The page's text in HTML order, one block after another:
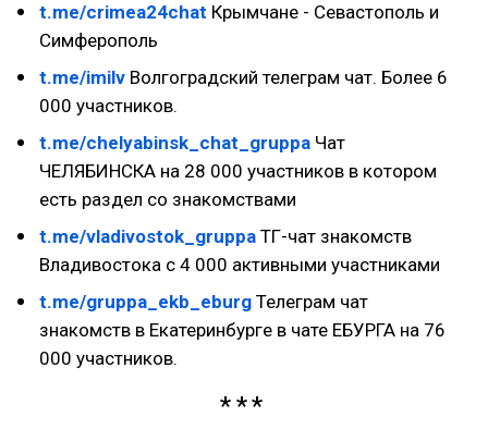
t.me/crimea24chat Крымчане - Севастополь и
Симферополь
t.me/imilv Волгоградский телеграм чат. Более 6
000 участников.
t.me/chelyabinsk_chat_gruppa Чат
ЧЕЛЯБИНСКА на 28 000 участников в котором
есть раздел со знакомствами
t.me/vladivostok_gruppa ТГ-чат знакомств
Владивостока с 4 000 активными участниками
t.me/gruppa_ekb_eburg Телеграм чат
знакомств в Екатеринбурге в чате ЕБУРГА на 76
000 участников.